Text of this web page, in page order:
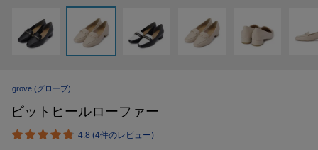
grove (グローブ)
ビットヒールローファー
4.8 (4件のレビュー)